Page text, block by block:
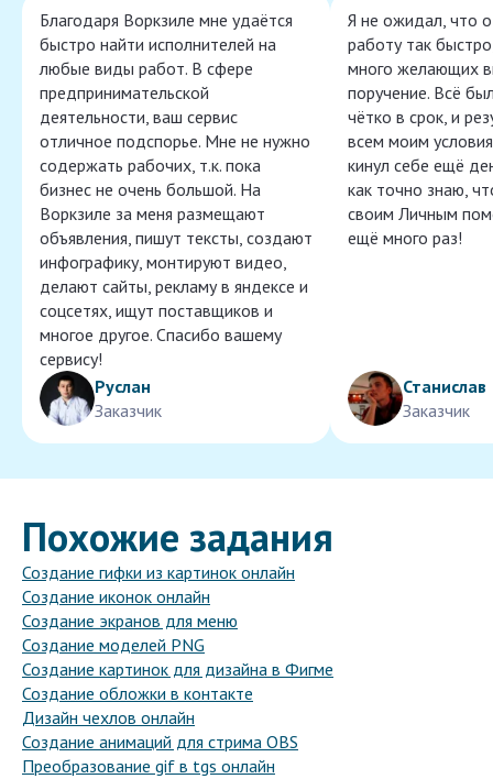
Благодаря Воркзиле мне удаётся
быстро найти исполнителей на
любые виды работ. В сфере
предпринимательской
деятельности, ваш сервис
отличное подспорье. Мне не нужно
содержать рабочих, т.к. пока
бизнес не очень большой. На
Воркзиле за меня размещают
объявления, пишут тексты, создают
инфографику, монтируют видео,
делают сайты, рекламу в яндексе и
соцсетях, ищут поставщиков и
многое другое. Спасибо вашему
сервису!
Руслан
Заказчик
Я не ожидал, что
работу так
много желающих
поручение. Всё
чётко в срок, и
всем моим
кинул себе ещё
как точно знаю,
своим Личным
ещё много раз!
Станислав
Заказчик
Похожие задания
Создание гифки из картинок онлайн
Создание иконок онлайн
Создание экранов для меню
Создание моделей PNG
Создание картинок для дизайна в Фигме
Создание обложки в контакте
Дизайн чехлов онлайн
Создание анимаций для стрима OBS
Преобразование gif в tgs онлайн